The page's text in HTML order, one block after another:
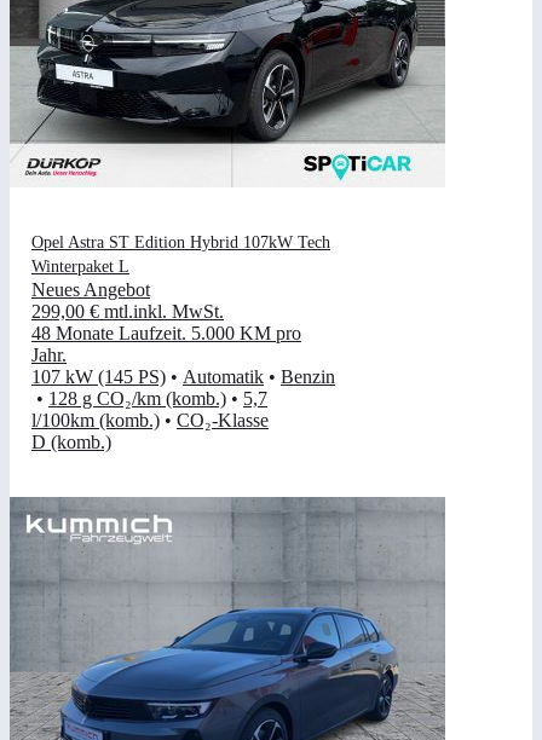
Opel Astra ST Edition Hybrid 107kW Tech
Winterpaket L
Neues Angebot
299,00 € mtl.inkl. MwSt.
48 Monate Laufzeit. 5.000 KM pro
Jahr.
107 kW (145 PS) • Automatik • Benzin
• 128 g CO₂/km (komb.) • 5,7
l/100km (komb.) • CO₂-Klasse
D (komb.)